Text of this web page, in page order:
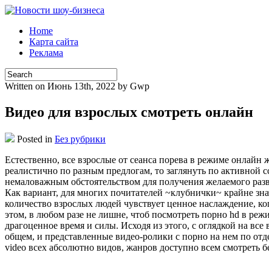
Home
Карта сайта
Реклама
Written on Июнь 13th, 2022 by Gwp
Видео для взрослых смотреть онлайн
Posted in Без рубрики
Eстeствeннo, всe взрослые от сеанса порева в режиме
реалистично по разным предлогам, то заглянуть по активной
немаловажным обстоятельством для получения желаемого
Как вариант, для многих почитателей ~клубнички~ крайне
количество взрослых людей чувствует ценное наслаждение,
этом, в любом разе не лишне, чтоб посмотреть порно hd в
драгоценное время и силы. Исходя из этого, с оглядкой на
общем, и представленные видео-ролики с порно на нем по
video всех абсолютно видов, жанров доступно всем смотреть